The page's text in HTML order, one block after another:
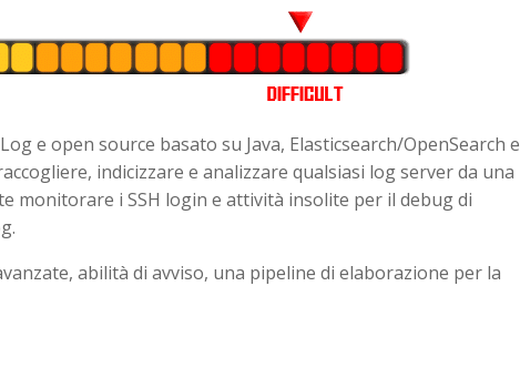
e open source basato su Java, Elasticsearch/OpenSearch e
indicizzare e analizzare qualsiasi log server da una
monitorare i SSH login e attività insolite per il debug di
abilità di avviso, una pipeline di elaborazione per la